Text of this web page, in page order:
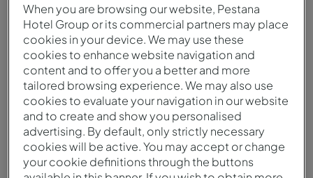
Destino / Hotel*
¿Necesita salas de reuniones?
No
When you are browsing our website, Pestana
Hotel Group or its commercial partners may place
cookies in your device. We may use these
cookies to enhance website navigation and
content and to offer you a better and more
tailored browsing experience. We may also use
cookies to evaluate your navigation in our website
and to create and show you personalised
advertising. By default, only strictly necessary
cookies will be active. You may accept or change
your cookie definitions through the buttons